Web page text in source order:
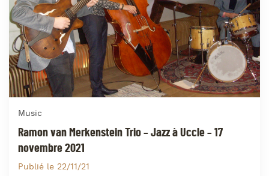
Music
Ramon van Merkenstein Trio – Jazz à Uccle – 17
novembre 2021
Publié le 22/11/21